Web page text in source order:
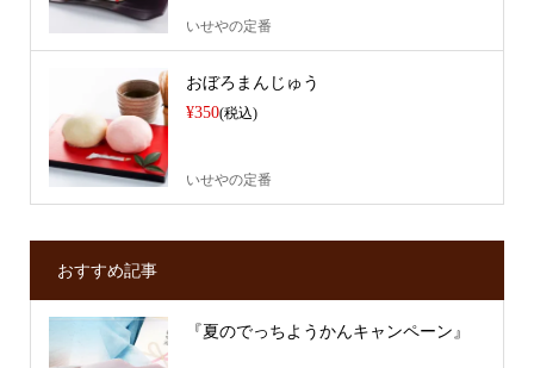
いせやの定番
おぼろまんじゅう
¥350(税込)
いせやの定番
おすすめ記事
『夏のでっちようかんキャンペーン』